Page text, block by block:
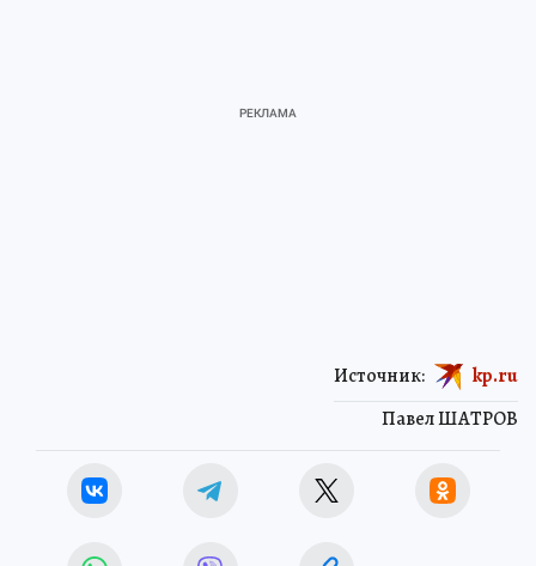
Павел ШАТРОВ
Источник: kp.ru